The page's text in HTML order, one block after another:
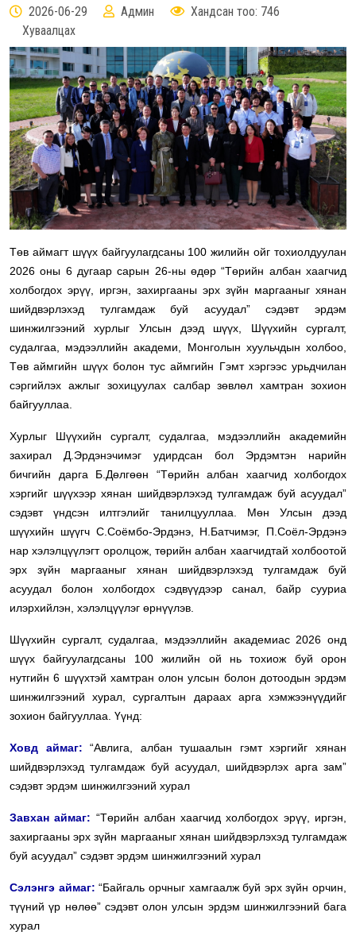
2026-06-29 Админ
Хандсан тоо: 746
Хуваалцах
Төв аймагт шүүх байгуулагдсаны 100 жилийн ойг тохиолдуулан
2026 оны 6 дугаар сарын 26-ны өдөр “Төрийн албан хаагчид
холбогдох эрүү, иргэн, захиргааны эрх зүйн маргааныг хянан
шийдвэрлэхэд тулгамдаж буй асуудал” сэдэвт эрдэм
шинжилгээний хурлыг Улсын дээд шүүх, Шүүхийн сургалт,
судалгаа, мэдээллийн академи, Монголын хуульчдын холбоо,
Төв аймгийн шүүх болон тус аймгийн Гэмт хэргээс урьдчилан
сэргийлэх ажлыг зохицуулах салбар зөвлөл хамтран зохион
байгууллаа.
Хурлыг Шүүхийн сургалт, судалгаа, мэдээллийн академийн
захирал Д.Эрдэнэчимэг удирдсан бол Эрдэмтэн нарийн
бичгийн дарга Б.Дөлгөөн “Төрийн албан хаагчид холбогдох
хэргийг шүүхээр хянан шийдвэрлэхэд тулгамдаж буй асуудал”
сэдэвт үндсэн илтгэлийг танилцууллаа. Мөн Улсын дээд
шүүхийн шүүгч С.Соёмбо-Эрдэнэ, Н.Батчимэг, П.Соёл-Эрдэнэ
нар хэлэлцүүлэгт оролцож, төрийн албан хаагчидтай холбоотой
эрх зүйн маргааныг хянан шийдвэрлэхэд тулгамдаж буй
асуудал болон холбогдох сэдвүүдээр санал, байр сууриа
илэрхийлэн, хэлэлцүүлэг өрнүүлэв.
Шүүхийн сургалт, судалгаа, мэдээллийн академиас 2026 онд
шүүх байгуулагдсаны 100 жилийн ой нь тохиож буй орон
нутгийн 6 шүүхтэй хамтран олон улсын болон дотоодын эрдэм
шинжилгээний хурал, сургалтын дараах арга хэмжээнүүдийг
зохион байгууллаа. Үүнд:
Ховд аймаг: “Авлига, албан тушаалын гэмт хэргийг хянан
шийдвэрлэхэд тулгамдаж буй асуудал, шийдвэрлэх арга зам”
сэдэвт эрдэм шинжилгээний хурал
Завхан аймаг: “Төрийн албан хаагчид холбогдох эрүү, иргэн,
захиргааны эрх зүйн маргааныг хянан шийдвэрлэхэд тулгамдаж
буй асуудал” сэдэвт эрдэм шинжилгээний хурал
Сэлэнгэ аймаг: “Байгаль орчныг хамгаалж буй эрх зүйн орчин,
түүний үр нөлөө” сэдэвт олон улсын эрдэм шинжилгээний бага
хурал